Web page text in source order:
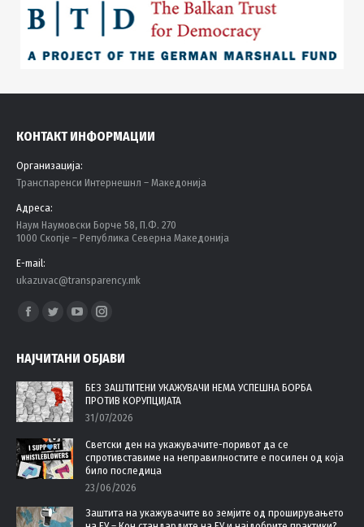
КОНТАКТ ИНФОРМАЦИИ
Организација:
Tранспаренси Интернешнл – Македонија
Адреса:
Наум Наумовски Борче 58, П.Ф. 270
1000 Скопје – Република Северна Македонија
E-mail:
ukazuvac@transparency.mk
Find us on:
Facebook
opens
in
new
window
Twitter
opens
in
new
window
YouTube
opens
new
window
Instagram
opens
in
new
window
НАЈЧИТАНИ ОБЈАВИ
БЕЗ ЗАШТИТЕНИ УКАЖУВАЧИ НЕМА УСПЕШНА БОРБА
ПРОТИВ КОРУПЦИЈАТА
31/07/2026
Светски ден на укажувачите-поривот да се
спротивставиме на неправилностите е посилен од која
било последица
23/06/2026
Заштита на укажувачите во земјите од проширувањето